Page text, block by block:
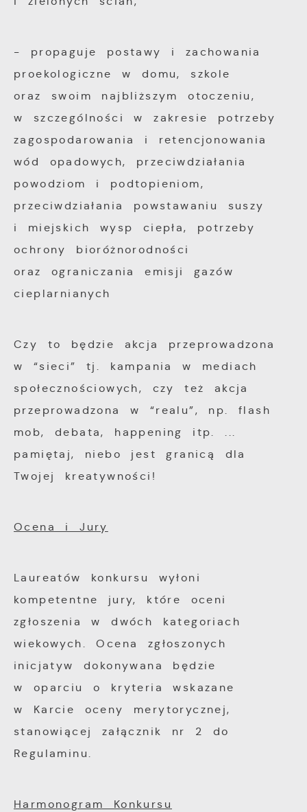
- propaguje postawy i zachowania
proekologiczne w domu, szkole
oraz swoim najbliższym otoczeniu,
w szczególności w zakresie potrzeby
zagospodarowania i retencjonowania
wód opadowych, przeciwdziałania
powodziom i podtopieniom,
przeciwdziałania powstawaniu suszy
i miejskich wysp ciepła, potrzeby
ochrony bioróżnorodności
oraz ograniczania emisji gazów
cieplarnianych
Czy to będzie akcja przeprowadzona
w “sieci” tj. kampania w mediach
społecznościowych, czy też akcja
przeprowadzona w “realu”, np. flash
mob, debata, happening itp. ...
pamiętaj, niebo jest granicą dla
Twojej kreatywności!
Ocena i Jury
Laureatów konkursu wyłoni
kompetentne jury, które oceni
zgłoszenia w dwóch kategoriach
wiekowych. Ocena zgłoszonych
inicjatyw dokonywana będzie
w oparciu o kryteria wskazane
w Karcie oceny merytorycznej,
stanowiącej załącznik nr 2 do
Regulaminu.
Harmonogram Konkursu